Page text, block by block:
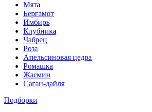
Мята
Бергамот
Имбирь
Клубника
Чабрец
Роза
Апельсиновая цедра
Ромашка
Жасмин
Саган-дайля
Подборки